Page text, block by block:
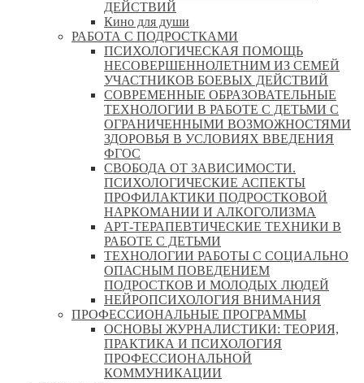
ДЕЙСТВИЙ
Кино для души
РАБОТА С ПОДРОСТКАМИ
ПСИХОЛОГИЧЕСКАЯ ПОМОЩЬ
НЕСОВЕРШЕННОЛЕТНИМ ИЗ СЕМЕЙ
УЧАСТНИКОВ БОЕВЫХ ДЕЙСТВИЙ
СОВРЕМЕННЫЕ ОБРАЗОВАТЕЛЬНЫЕ
ТЕХНОЛОГИИ В РАБОТЕ С ДЕТЬМИ С
ОГРАНИЧЕННЫМИ ВОЗМОЖНОСТЯМИ
ЗДОРОВЬЯ В УСЛОВИЯХ ВВЕДЕНИЯ
ФГОС
СВОБОДА ОТ ЗАВИСИМОСТИ.
ПСИХОЛОГИЧЕСКИЕ АСПЕКТЫ
ПРОФИЛАКТИКИ ПОДРОСТКОВОЙ
НАРКОМАНИИ И АЛКОГОЛИЗМА
АРТ-ТЕРАПЕВТИЧЕСКИЕ ТЕХНИКИ В
РАБОТЕ С ДЕТЬМИ
ТЕХНОЛОГИИ РАБОТЫ С СОЦИАЛЬНО
ОПАСНЫМ ПОВЕДЕНИЕМ
ПОДРОСТКОВ И МОЛОДЫХ ЛЮДЕЙ
НЕЙРОПСИХОЛОГИЯ ВНИМАНИЯ
ПРОФЕССИОНАЛЬНЫЕ ПРОГРАММЫ
ОСНОВЫ ЖУРНАЛИСТИКИ: ТЕОРИЯ,
ПРАКТИКА И ПСИХОЛОГИЯ
ПРОФЕССИОНАЛЬНОЙ
КОММУНИКАЦИИ